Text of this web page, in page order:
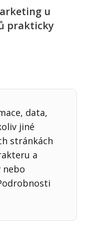
u
prakticky
data,
jiné
stránkách
a
nebo